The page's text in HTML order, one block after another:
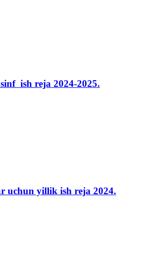
ish reja 2024-2025.
uchun yillik ish reja 2024.